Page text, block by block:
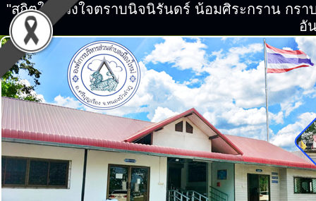
"สถิตในดวงใจตราบนิจนิรันดร์ น้อมศิระกราน ก
อั